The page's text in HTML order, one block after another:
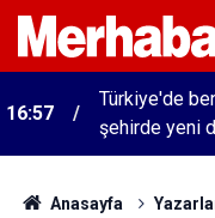
16:57
Türkiye'de
şehirde yeni
Anasayfa